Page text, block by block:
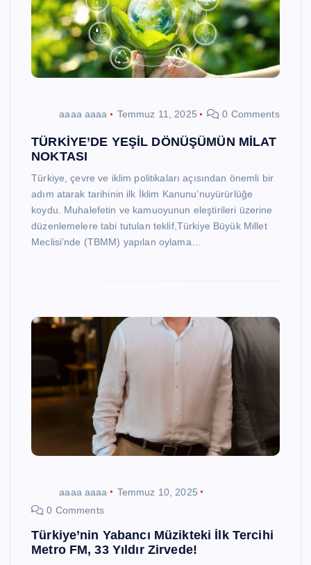
aaaa aaaa Temmuz 11, 2025 0 Comments
TÜRKİYE’DE YEŞİL DÖNÜŞÜMÜN MİLAT
NOKTASI
Türkiye, çevre ve iklim politikaları açısından önemli bir
adım atarak tarihinin ilk İklim Kanunu’nuyürürlüğe
koydu. Muhalefetin ve kamuoyunun eleştirileri üzerine
düzenlemelere tabi tutulan teklif,Türkiye Büyük Millet
Meclisi’nde (TBMM) yapılan oylama…
aaaa aaaa
Temmuz 10, 2025
0 Comments
Türkiye’nin Yabancı Müzikteki İlk Tercihi
Metro FM, 33 Yıldır Zirvede!